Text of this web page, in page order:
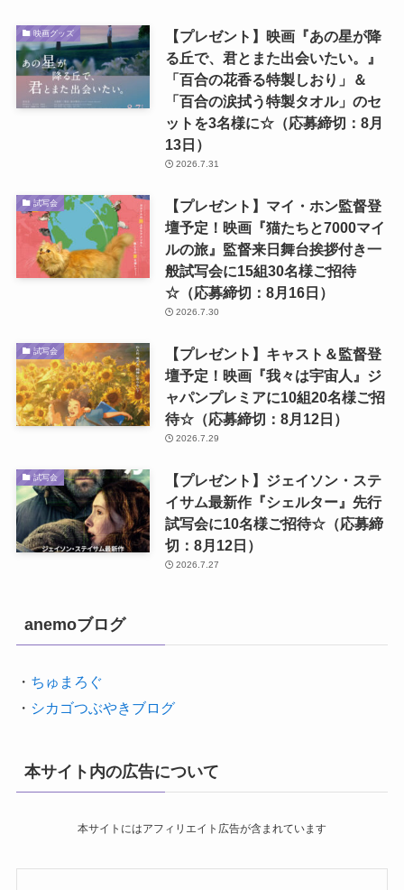
映画グッズ
【プレゼント】映画『あの星が降
る丘で、君とまた出会いたい。』
「百合の花香る特製しおり」＆
「百合の涙拭う特製タオル」のセ
ットを3名様に☆（応募締切：8月
13日）
2026.7.31
試写会
【プレゼント】マイ・ホン監督登
壇予定！映画『猫たちと7000マイ
ルの旅』監督来日舞台挨拶付き一
般試写会に15組30名様ご招待
☆（応募締切：8月16日）
2026.7.30
試写会
【プレゼント】キャスト＆監督登
壇予定！映画『我々は宇宙人』ジ
ャパンプレミアに10組20名様ご招
待☆（応募締切：8月12日）
2026.7.29
試写会
【プレゼント】ジェイソン・ステ
イサム最新作『シェルター』先行
試写会に10名様ご招待☆（応募締
切：8月12日）
2026.7.27
anemoブログ
・ ちゅまろぐ
・ シカゴつぶやきブログ
本サイト内の広告について
本サイトにはアフィリエイト広告が含まれています